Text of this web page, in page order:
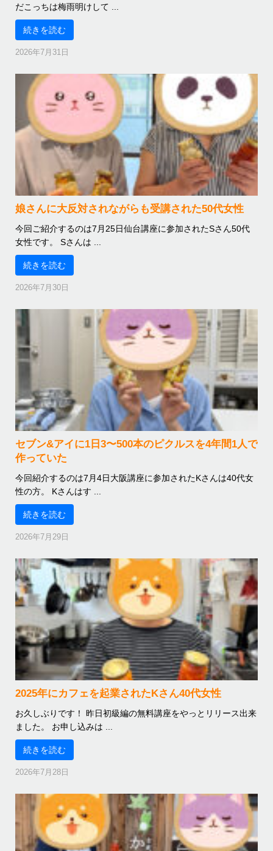
だこっちは梅雨明けして ...
続きを読む
2026年7月31日
娘さんに大反対されながらも受講された50代女性
今回ご紹介するのは7月25日仙台講座に参加されたSさん50代
女性です。 Sさんは ...
続きを読む
2026年7月30日
セブン&アイに1日3〜500本のピクルスを4年間1人で
作っていた
今回紹介するのは7月4日大阪講座に参加されたKさんは40代女
性の方。 Kさんはす ...
続きを読む
2026年7月29日
2025年にカフェを起業されたKさん40代女性
お久しぶりです！ 昨日初級編の無料講座をやっとリリース出来
ました。 お申し込みは ...
続きを読む
2026年7月28日